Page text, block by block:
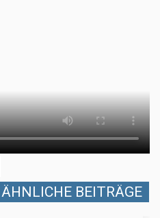
ÄHNLICHE BEITRÄGE